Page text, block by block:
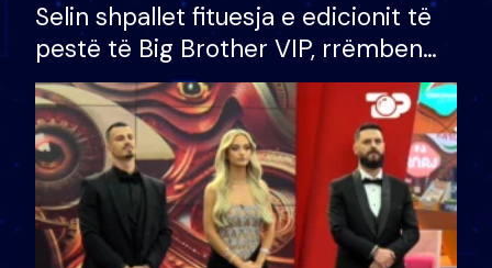
Selin shpallet fituesja e edicionit të
pestë të Big Brother VIP, rrëmben
çmimin e madh prej 100 mijë eurosh